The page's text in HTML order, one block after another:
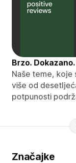
Brzo.
Naše teme, koje
više od
potpunosti
Značajke